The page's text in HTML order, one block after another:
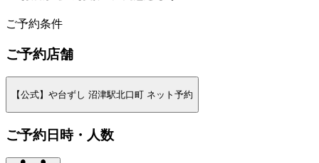
ご予約条件
ご予約店舗
【公式】や台ずし 沼津駅北口町 ネット予約
ご予約日時・人数